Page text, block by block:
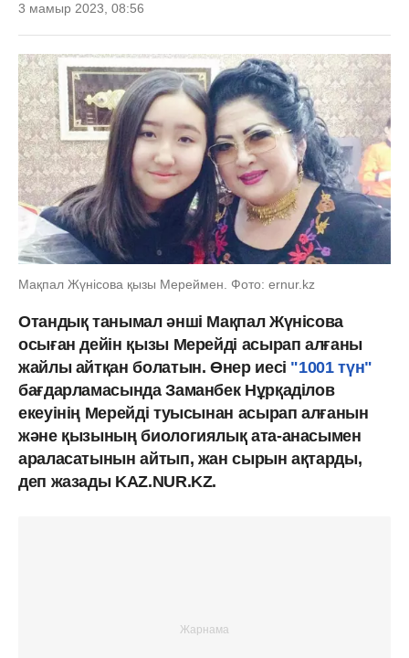
3 мамыр 2023, 08:56
Мақпал Жүнісова қызы Мереймен. Фото: ernur.kz
Отандық танымал әнші Мақпал Жүнісова
осыған дейін қызы Мерейді асырап алғаны
жайлы айтқан болатын. Өнер иесі "1001 түн"
бағдарламасында Заманбек Нұрқаділов
екеуінің Мерейді туысынан асырап алғанын
және қызының биологиялық ата-анасымен
араласатынын айтып, жан сырын ақтарды,
деп жазады KAZ.NUR.KZ.